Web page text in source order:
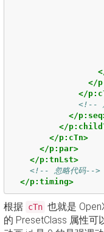
</
</
<!--
</
</
</p:cTn>
</p:par>
</p:tnLst>
<!-- 忽略代码-->
</p:timing>
根据 cTn 也就是
的 PresetClass 属性可